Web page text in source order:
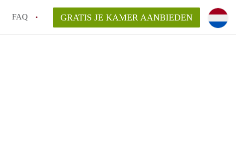
FAQ GRATIS JE KAMER AANBIEDEN